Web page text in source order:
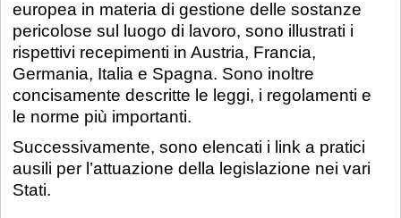
europea in materia di gestione delle sostanze
pericolose sul luogo di lavoro, sono illustrati i
rispettivi recepimenti in Austria, Francia,
Germania, Italia e Spagna. Sono inoltre
concisamente descritte le leggi, i regolamenti e
le norme più importanti.
Successivamente, sono elencati i link a pratici
ausili per l’attuazione della legislazione nei vari
Stati.